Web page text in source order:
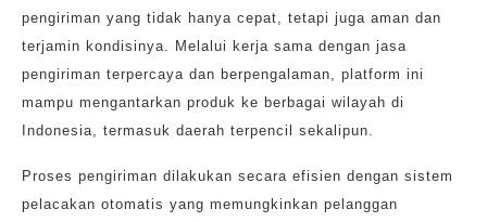
pengiriman yang tidak hanya cepat, tetapi juga aman dan
terjamin kondisinya. Melalui kerja sama dengan jasa
pengiriman terpercaya dan berpengalaman, platform ini
mampu mengantarkan produk ke berbagai wilayah di
Indonesia, termasuk daerah terpencil sekalipun.
Proses pengiriman dilakukan secara efisien dengan sistem
pelacakan otomatis yang memungkinkan pelanggan